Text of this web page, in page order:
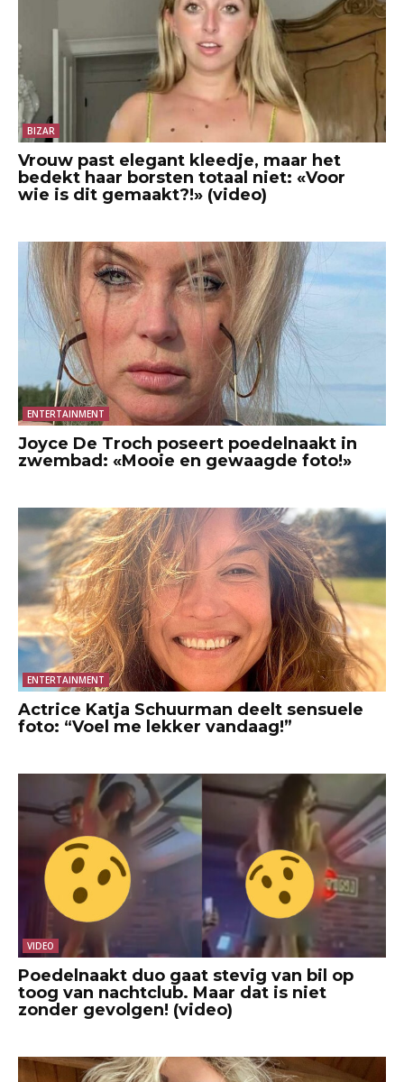
BIZAR
Vrouw past elegant kleedje, maar het
bedekt haar borsten totaal niet: «Voor
wie is dit gemaakt?!» (video)
ENTERTAINMENT
Joyce De Troch poseert poedelnaakt in
zwembad: «Mooie en gewaagde foto!»
ENTERTAINMENT
Actrice Katja Schuurman deelt sensuele
foto: “Voel me lekker vandaag!”
VIDEO
Poedelnaakt duo gaat stevig van bil op
toog van nachtclub. Maar dat is niet
zonder gevolgen! (video)